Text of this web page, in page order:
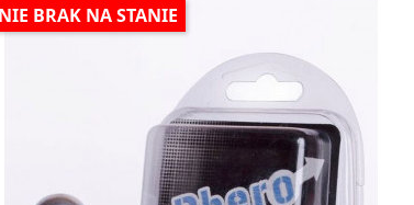
BRAK NA STANIE